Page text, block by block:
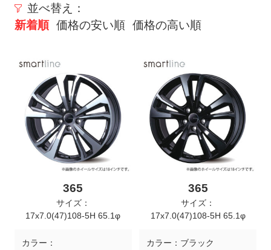
並べ替え：
新着順 価格の安い順 価格の高い順
365
サイズ：
17x7.0(47)108-5H 65.1φ
カラー：
365
サイズ：
17x7.0(47)108-5H 65.1φ
カラー： ブラック